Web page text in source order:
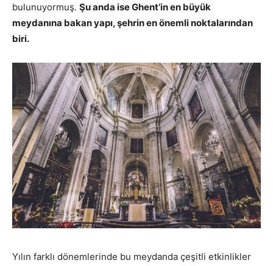
bulunuyormuş. Şu anda ise Ghent’in en büyük
meydanına bakan yapı, şehrin en önemli noktalarından
biri.
Yılın farklı dönemlerinde bu meydanda çeşitli etkinlikler